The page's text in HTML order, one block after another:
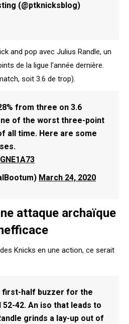
(@ptknicksblog)
and pop avec Julius Randle, un
de la ligue l’année dernière.
soit 3.6 de trop).
from three on 3.6
of the worst three-point
all time. Here are some
March 24, 2020
attaque archaïque
Knicks en une action, ce serait
first-half buzzer for the
52-42. An iso that leads to
grinds a lay-up out of